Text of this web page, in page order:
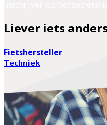
Liever iets
Fietshersteller
Techniek